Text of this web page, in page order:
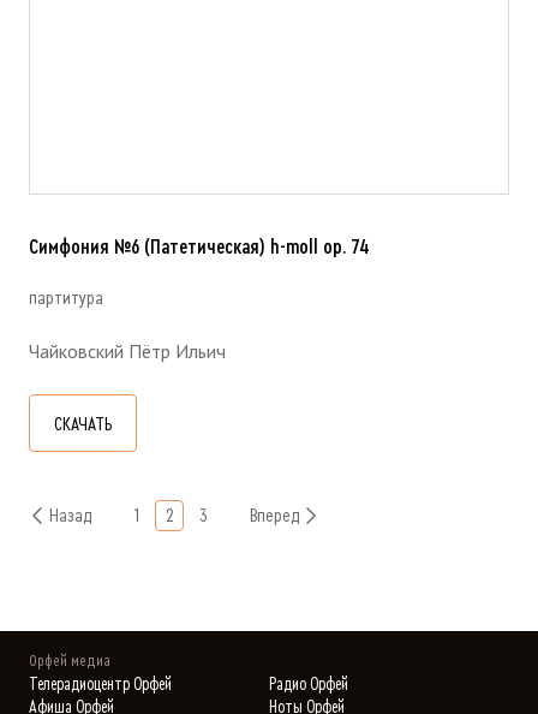
Симфония №6 (Патетическая) h-moll op. 74
партитура
Чайковский Пётр Ильич
СКАЧАТЬ
Назад 1 2 3 Вперед
Орфей медиа
Телерадиоцентр Орфей
Радио Орфей
Афиша Орфей
Ноты Орфей